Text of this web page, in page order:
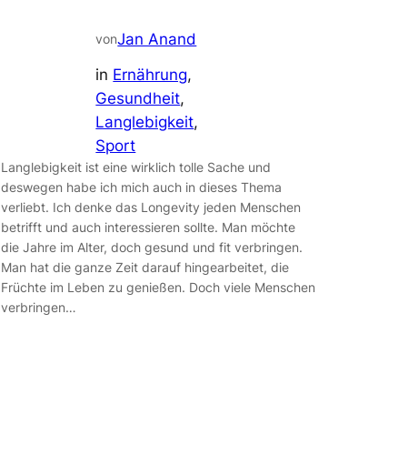
vonJan Anand
in Ernährung
Gesundheit
Langlebigkeit
Sport
Langlebigkeit ist eine wirklich tolle Sache und
deswegen habe ich mich auch in dieses Thema
verliebt. Ich denke das Longevity jeden Menschen
betrifft und auch interessieren sollte. Man möchte
die Jahre im Alter, doch gesund und fit verbringen.
Man hat die ganze Zeit darauf hingearbeitet, die
Früchte im Leben zu genießen. Doch viele Menschen
verbringen…